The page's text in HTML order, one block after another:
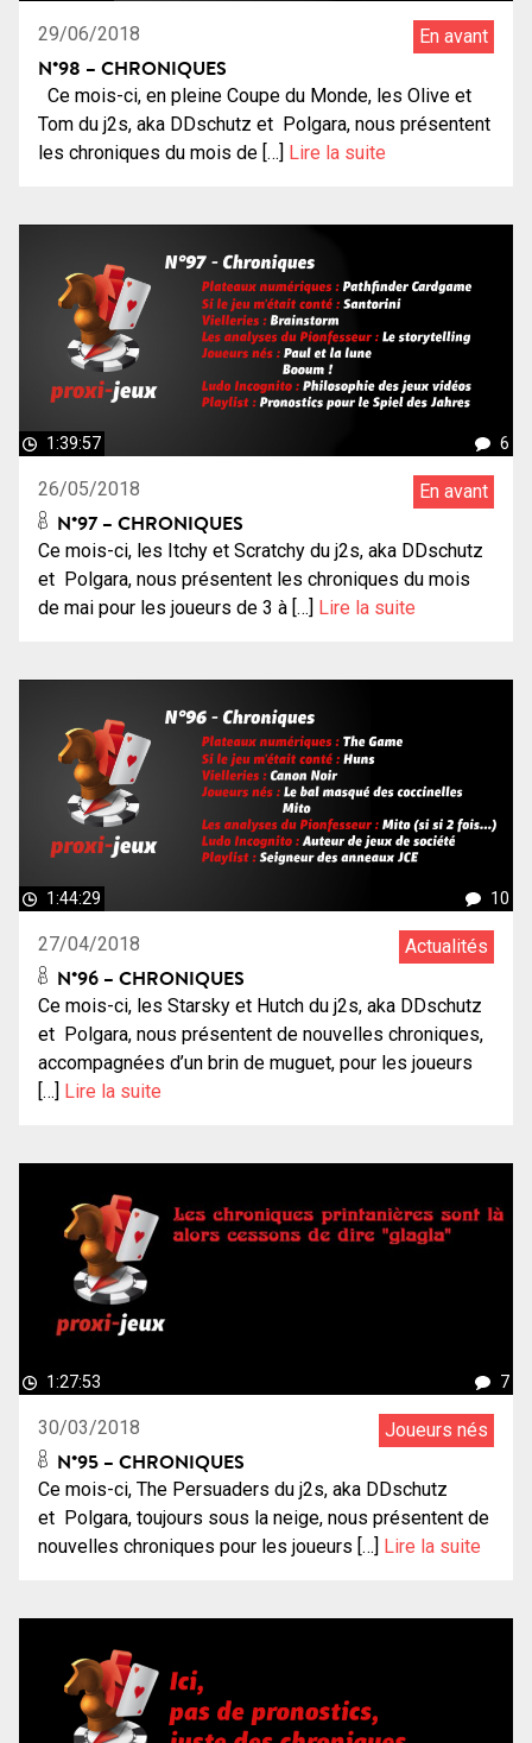
29/06/2018 En avant
N°98 – CHRONIQUES
Ce mois-ci, en pleine Coupe du Monde, les Olive et
Tom du j2s, aka DDschutz et Polgara, nous présentent
les chroniques du mois de […] Lire la suite
1:39:57 6
26/05/2018 En avant
N°97 – CHRONIQUES
Ce mois-ci, les Itchy et Scratchy du j2s, aka DDschutz
et Polgara, nous présentent les chroniques du mois
de mai pour les joueurs de 3 à […] Lire la suite
1:44:29 10
27/04/2018 Actualités
N°96 – CHRONIQUES
Ce mois-ci, les Starsky et Hutch du j2s, aka DDschutz
et Polgara, nous présentent de nouvelles chroniques,
accompagnées d’un brin de muguet, pour les joueurs
[…] Lire la suite
1:27:53 7
30/03/2018 Joueurs nés
N°95 – CHRONIQUES
Ce mois-ci, The Persuaders du j2s, aka DDschutz
et Polgara, toujours sous la neige, nous présentent de
nouvelles chroniques pour les joueurs […] Lire la suite